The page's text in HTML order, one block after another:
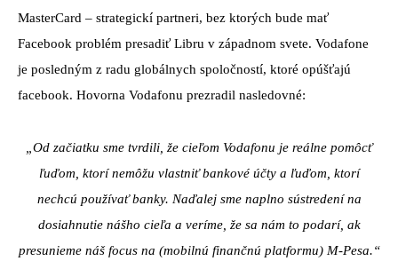
MasterCard – strategickí partneri, bez ktorých bude mať
Facebook problém presadiť Libru v západnom svete. Vodafone
je posledným z radu globálnych spoločností, ktoré opúšťajú
facebook. Hovorna Vodafonu prezradil nasledovné:
„Od začiatku sme tvrdili, že cieľom Vodafonu je reálne pomôcť
ľuďom, ktorí nemôžu vlastniť bankové účty a ľuďom, ktorí
nechcú používať banky. Naďalej sme naplno sústredení na
dosiahnutie nášho cieľa a veríme, že sa nám to podarí, ak
presunieme náš focus na (mobilnú finančnú platformu) M-Pesa.“